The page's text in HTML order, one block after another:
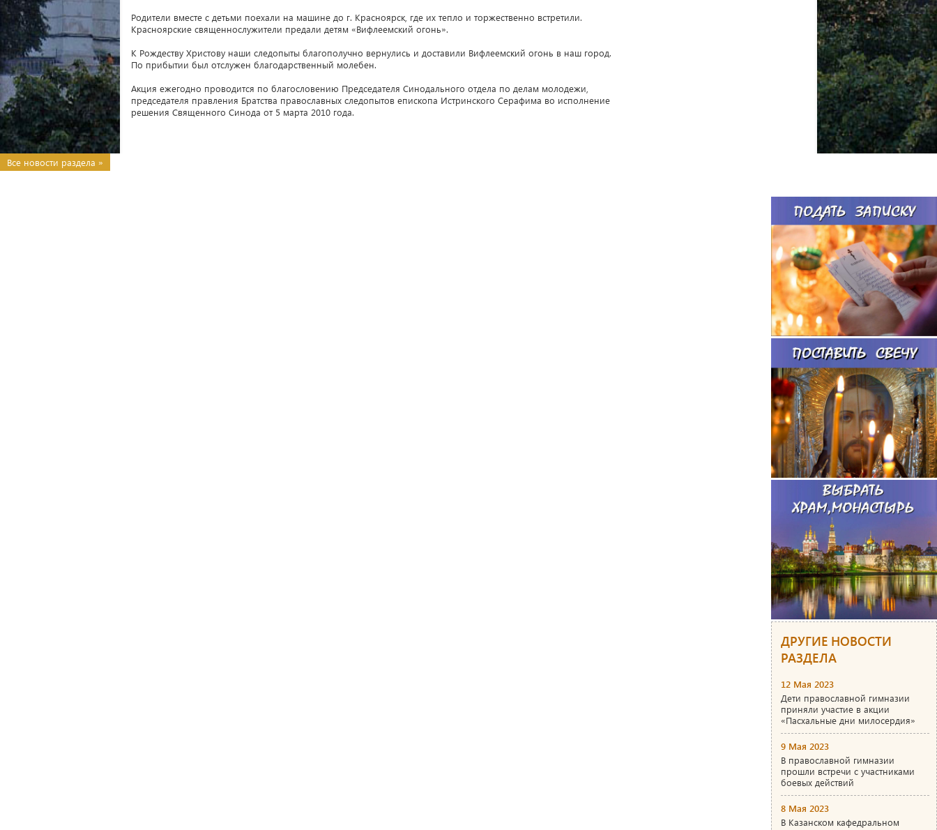
Родители вместе с детьми поехали на машине до г. Красноярск, где их тепло и торжественно встретили.
Красноярские священнослужители предали детям «Вифлеемский огонь».
К Рождеству Христову наши следопыты благополучно вернулись и доставили Вифлеемский огонь в наш город.
По прибытии был отслужен благодарственный молебен.
Акция ежегодно проводится по благословению Председателя Синодального отдела по делам молодежи,
председателя правления Братства православных следопытов епископа Истринского Серафима во исполнение
решения Священного Синода от 5 марта 2010 года.
Все новости раздела »
ДРУГИЕ НОВОСТИ
РАЗДЕЛА
12 Мая 2023
Дети православной гимназии
приняли участие в акции
«Пасхальные дни милосердия»
9 Мая 2023
В православной гимназии
прошли встречи с участниками
боевых действий
8 Мая 2023
В Казанском кафедральном